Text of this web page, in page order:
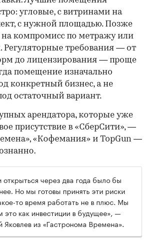
угловые, с витринами на
с нужной площадью. Позже
на компромисс по метражу или
Регуляторные требования — от
до лицензирования — проще
помещение изначально
конкретный бизнес, а не
остаточный вариант.
арендатора, которые уже
присутствие в «СберСити», —
«Кофемания» и TopGun —
открыться через два года было бы
Но мы готовы принять эти риски
то время работать не в плюс. Мы
это как инвестиции в будущее», —
Яковлев из «Гастронома Времена».